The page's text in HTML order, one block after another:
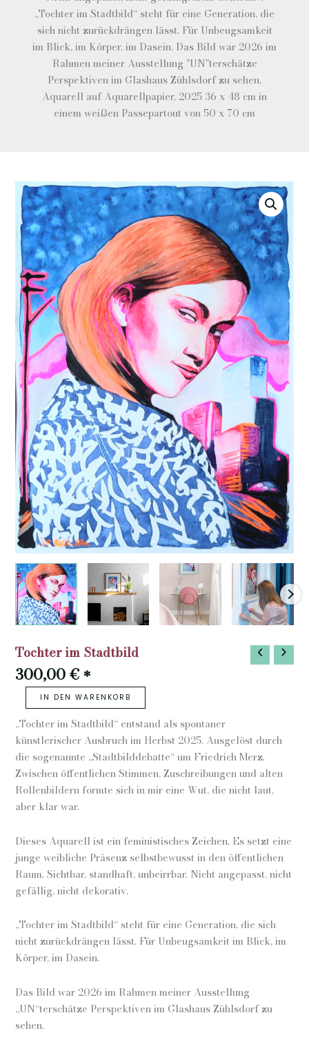
„Tochter im Stadtbild“ steht für eine Generation, die
sich nicht zurückdrängen lässt. Für Unbeugsamkeit
im Blick, im Körper, im Dasein. Das Bild war 2026 im
Rahmen meiner Ausstellung "UN"terschätze
Perspektiven im Glashaus Zühlsdorf zu sehen.
Aquarell auf Aquarellpapier, 2025 36 x 48 cm in
einem weißen Passepartout von 50 x 70 cm
Tochter im Stadtbild
300,00€ *
Tochter
im
Stadtbild
Menge
IN DEN WARENKORB
„Tochter im Stadtbild“ entstand als spontaner
künstlerischer Ausbruch im Herbst 2025. Ausgelöst durch
die sogenannte „Stadtbilddebatte“ um Friedrich Merz.
Zwischen öffentlichen Stimmen, Zuschreibungen und alten
Rollenbildern formte sich in mir eine Wut, die nicht laut,
aber klar war.
Dieses Aquarell ist ein feministisches Zeichen. Es setzt eine
junge weibliche Präsenz selbstbewusst in den öffentlichen
Raum. Sichtbar, standhaft, unbeirrbar. Nicht angepasst, nicht
gefällig, nicht dekorativ.
„Tochter im Stadtbild“ steht für eine Generation, die sich
nicht zurückdrängen lässt. Für Unbeugsamkeit im Blick, im
Körper, im Dasein.
Das Bild war 2026 im Rahmen meiner Ausstellung
„UN“terschätze Perspektiven im Glashaus Zühlsdorf zu
sehen.